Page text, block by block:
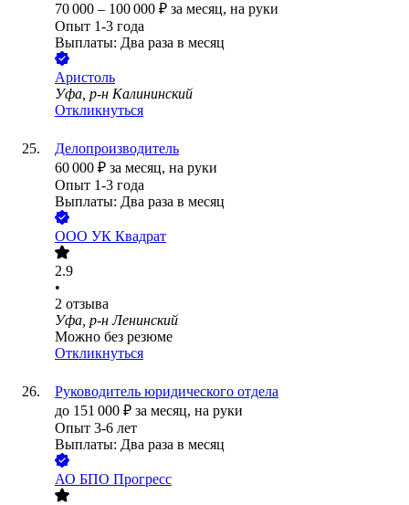
70 000 – 100 000 ₽ за месяц, на руки
Опыт 1-3 года
Выплаты: Два раза в месяц
Аристоль
Уфа, р-н Калининский
Откликнуться
Делопроизводитель
60 000 ₽ за месяц, на руки
Опыт 1-3 года
Выплаты: Два раза в месяц
ООО УК Квадрат
2.9
•
2 отзыва
Уфа, р-н Ленинский
Можно без резюме
Откликнуться
Руководитель юридического отдела
до 151 000 ₽ за месяц, на руки
Опыт 3-6 лет
Выплаты: Два раза в месяц
АО БПО Прогресс